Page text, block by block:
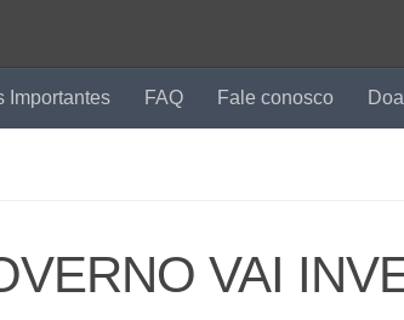
Importantes FAQ Fale conosco
VAI